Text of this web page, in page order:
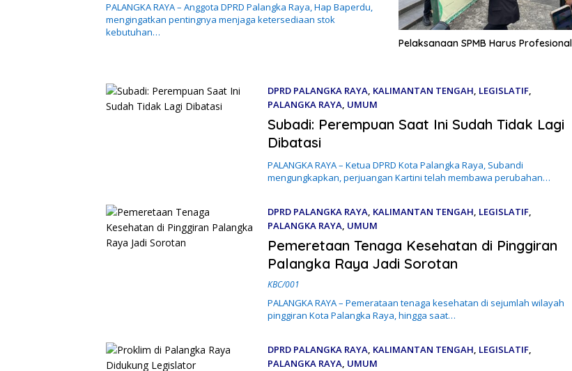
PALANGKA RAYA – Anggota DPRD Palangka Raya, Hap Baperdu,
mengingatkan pentingnya menjaga ketersediaan stok
kebutuhan…
Pelaksanaan SPMB Harus Profesional
DPRD PALANGKA RAYA, KALIMANTAN TENGAH, LEGISLATIF,
PALANGKA RAYA, UMUM
27 April 2026
Subadi: Perempuan Saat Ini Sudah Tidak Lagi
Dibatasi
PALANGKA RAYA – Ketua DPRD Kota Palangka Raya, Subandi
mengungkapkan, perjuangan Kartini telah membawa perubahan…
DPRD PALANGKA RAYA, KALIMANTAN TENGAH, LEGISLATIF,
PALANGKA RAYA, UMUM
24 April 2026
Pemeretaan Tenaga Kesehatan di Pinggiran
Palangka Raya Jadi Sorotan
KBC/001
PALANGKA RAYA – Pemerataan tenaga kesehatan di sejumlah wilayah
pinggiran Kota Palangka Raya, hingga saat…
DPRD PALANGKA RAYA, KALIMANTAN TENGAH, LEGISLATIF,
PALANGKA RAYA, UMUM